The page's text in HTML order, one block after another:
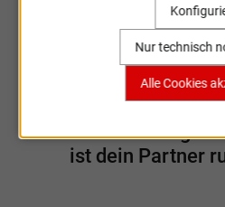
Fahrradzubehör
online
Große Auswahl,
schnelle Lieferung –
ist dein Partner
Nur technisch
Alle Cookies